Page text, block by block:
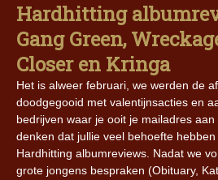
Hardhitting
Gang Green,
Closer en Kringa
Het is alweer februari, we werden de
doodgegooid met valentijnsacties en
bedrijven waar je ooit je mailadres
denken dat jullie veel behoefte
Hardhitting albumreviews. Nadat we
grote jongens bespraken (Obituary,